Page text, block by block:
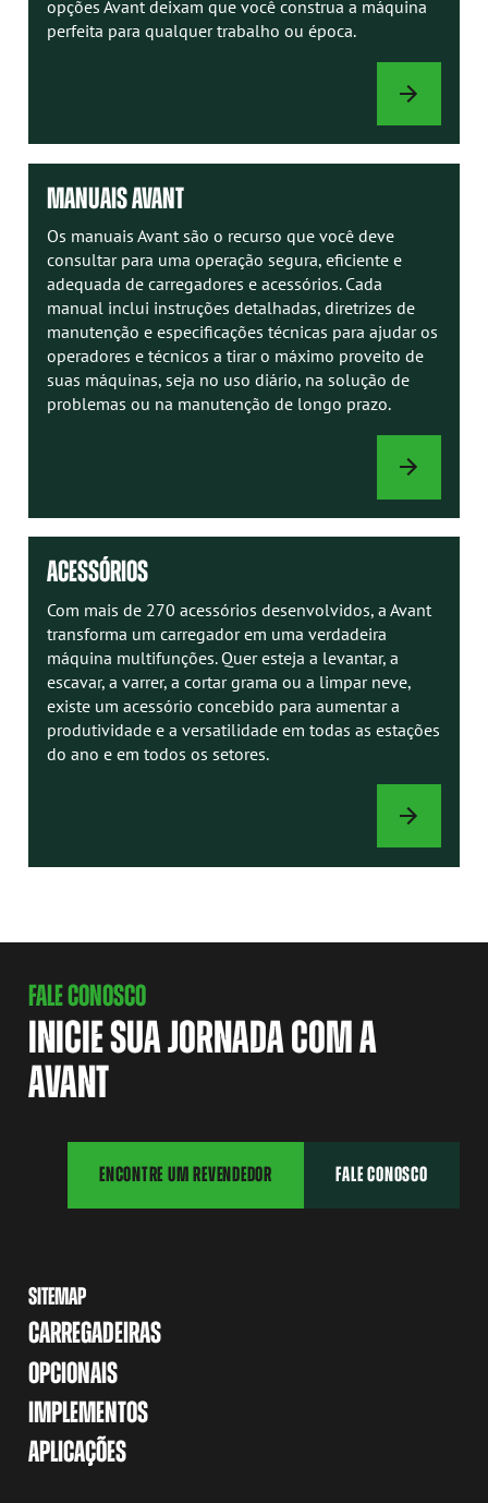
opções Avant deixam que você construa a máquina
perfeita para qualquer trabalho ou época.
OPÇÕES
CARREGADOR
MANUAIS AVANT
Os manuais Avant são o recurso que você deve
consultar para uma operação segura, eficiente e
adequada de carregadores e acessórios. Cada
manual inclui instruções detalhadas, diretrizes de
manutenção e especificações técnicas para ajudar os
operadores e técnicos a tirar o máximo proveito de
suas máquinas, seja no uso diário, na solução de
problemas ou na manutenção de longo prazo.
MANUAIS
AVANT
ACESSÓRIOS
Com mais de 270 acessórios desenvolvidos, a Avant
transforma um carregador em uma verdadeira
máquina multifunções. Quer esteja a levantar, a
escavar, a varrer, a cortar grama ou a limpar neve,
existe um acessório concebido para aumentar a
produtividade e a versatilidade em todas as estações
do ano e em todos os setores.
ACESSÓRIOS
FALE CONOSCO
INICIE SUA JORNADA COM A
AVANT
ENCONTRE UM REVENDEDOR FALE CONOSCO
SITEMAP
CARREGADEIRAS
OPCIONAIS
IMPLEMENTOS
APLICAÇÕES